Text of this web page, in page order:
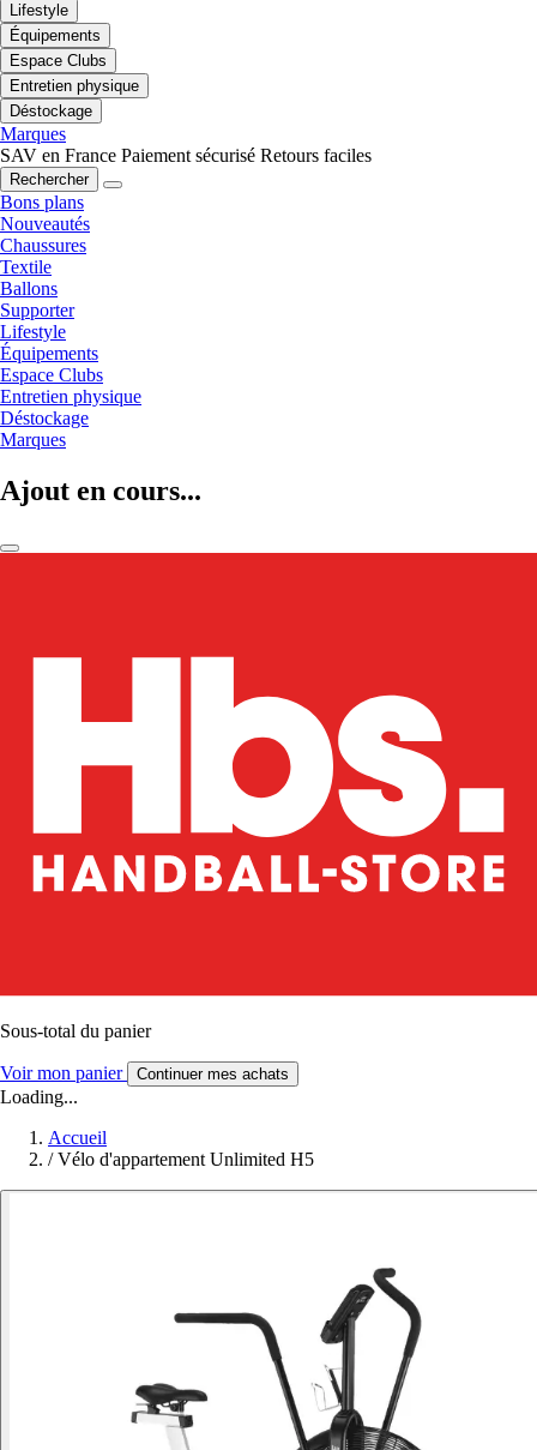
Lifestyle
Équipements
Espace Clubs
Entretien physique
Déstockage
Marques
SAV en France Paiement sécurisé Retours faciles
Rechercher
Bons plans
Nouveautés
Chaussures
Textile
Ballons
Supporter
Lifestyle
Équipements
Espace Clubs
Entretien physique
Déstockage
Marques
Ajout en cours...
Sous-total du panier
Voir mon panier Continuer mes achats
Loading...
Accueil
/ Vélo d'appartement Unlimited H5